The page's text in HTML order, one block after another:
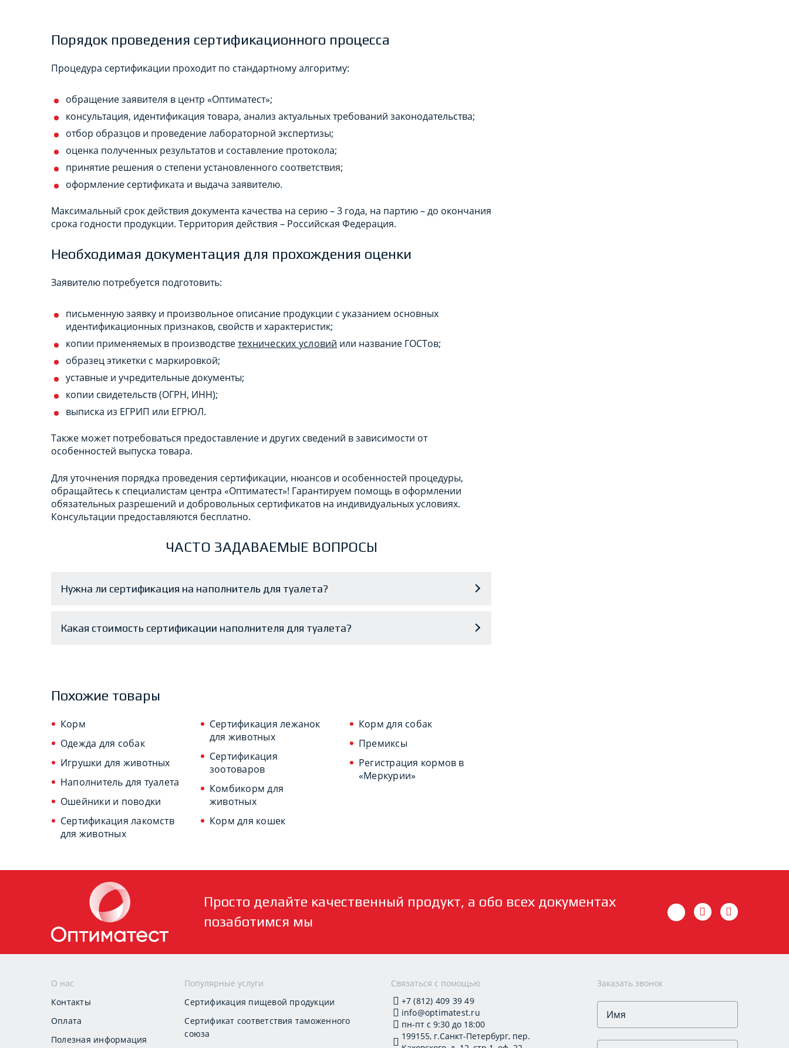
Порядок проведения сертификационного процесса
Процедура сертификации проходит по стандартному алгоритму:
обращение заявителя в центр «Оптиматест»;
консультация, идентификация товара, анализ актуальных требований законодательства;
отбор образцов и проведение лабораторной экспертизы;
оценка полученных результатов и составление протокола;
принятие решения о степени установленного соответствия;
оформление сертификата и выдача заявителю.
Максимальный срок действия документа качества на серию – 3 года, на партию – до окончания
срока годности продукции. Территория действия – Российская Федерация.
Необходимая документация для прохождения оценки
Заявителю потребуется подготовить:
письменную заявку и произвольное описание продукции с указанием основных
идентификационных признаков, свойств и характеристик;
копии применяемых в производстветехнических условий или название ГОСТов;
образец этикетки с маркировкой;
уставные и учредительные документы;
копии свидетельств (ОГРН, ИНН);
выписка из ЕГРИП или ЕГРЮЛ.
Также может потребоваться предоставление и других сведений в зависимости от
особенностей выпуска товара.
Для уточнения порядка проведения сертификации, нюансов и особенностей процедуры,
обращайтесь к специалистам центра «Оптиматест»! Гарантируем помощь в оформлении
обязательных разрешений и добровольных сертификатов на индивидуальных условиях.
Консультации предоставляются бесплатно.
ЧАСТО ЗАДАВАЕМЫЕ ВОПРОСЫ
Нужна ли сертификация на наполнитель для туалета?
Какая стоимость сертификации наполнителя для туалета?
Похожие товары
Корм
Одежда для собак
Игрушки для животных
Наполнитель для туалета
Ошейники и поводки
Сертификация лакомств
для животных
Сертификация лежанок
для животных
Сертификация
зоотоваров
Комбикорм для
животных
Корм для кошек
Корм для собак
Премиксы
Регистрация кормов в
«Меркурии»
Просто делайте качественный продукт, а обо всех документах
позаботимся мы
О нас
Контакты
Оплата
Полезная информация
Популярные услуги
Сертификация пищевой продукции
Сертификат соответствия таможенного
союза
Связаться с помощью
+7 (812) 409 39 49
info@optimatest.ru
пн-пт с 9:30 до 18:00
199155, г.Санкт-Петербург, пер.
Заказать звонок